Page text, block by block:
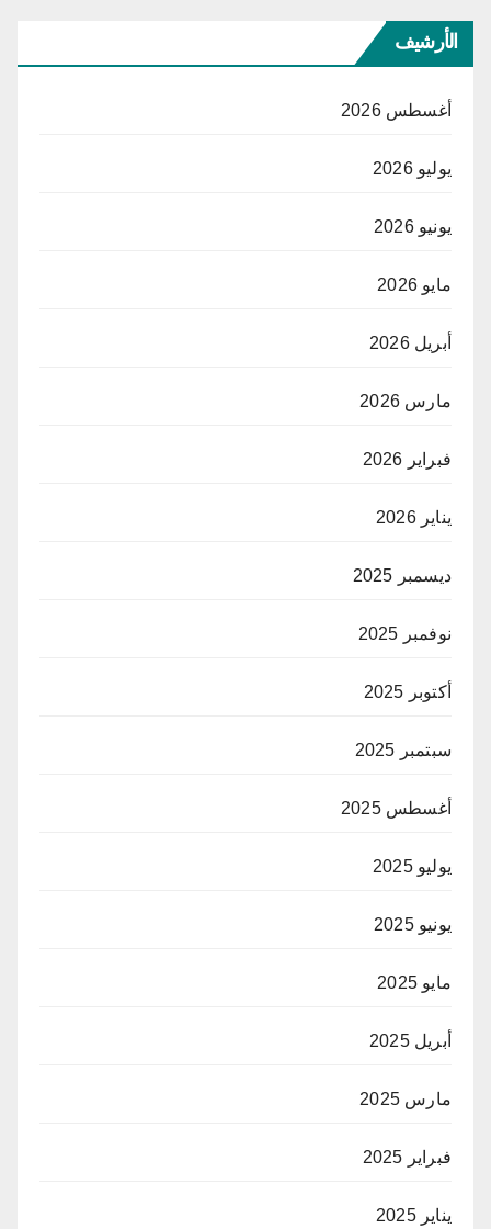
الأرشيف
أغسطس 2026
يوليو 2026
يونيو 2026
مايو 2026
أبريل 2026
مارس 2026
فبراير 2026
يناير 2026
ديسمبر 2025
نوفمبر 2025
أكتوبر 2025
سبتمبر 2025
أغسطس 2025
يوليو 2025
يونيو 2025
مايو 2025
أبريل 2025
مارس 2025
فبراير 2025
يناير 2025